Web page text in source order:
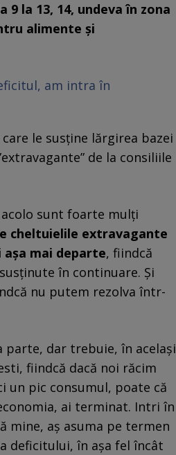
9 la 13, 14, undeva în zona
alimente și
am intra în
le susține lărgirea bazei
de la consiliile
sunt foarte mulți
cheltuielile extravagante
mai departe, fiindcă
în continuare. Și
nu putem rezolva într-
dar trebuie, în același
fiindcă dacă noi răcim
un pic consumul, poate că
ai terminat. Intri în
mine, aș asuma pe termen
deficitului, în așa fel încât